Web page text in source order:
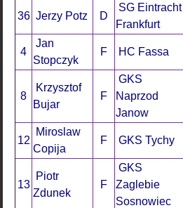
36 Jerzy Potz D
SG Eintracht
Frankfurt
4
Jan
Stopczyk
F HC Fassa
8
Krzysztof
Bujar
F
GKS
Naprzod
Janow
12
Miroslaw
Copija
F GKS Tychy
13
Piotr
Zdunek
F
GKS
Zaglebie
Sosnowiec